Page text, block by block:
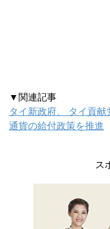
▼関連記事
タイ新政府、 タイ貢
通貨の給付政策を推進
ス